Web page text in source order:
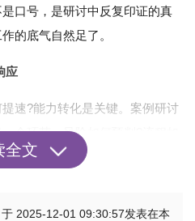
口号，是研讨中反复印证的真
的底气自然足了。
应
?能力转化是关键。案例研讨
个环节。风险如何预判?流程如
思路梳理，让应急处置有了清
所得化为行动自觉，响应速度
全文
2025-12-01 09:30:57发表在本